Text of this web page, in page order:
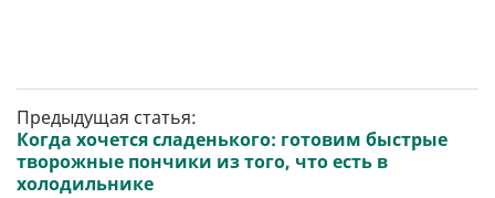
Предыдущая статья:
Когда хочется сладенького: готовим быстрые
творожные пончики из того, что есть в
холодильнике